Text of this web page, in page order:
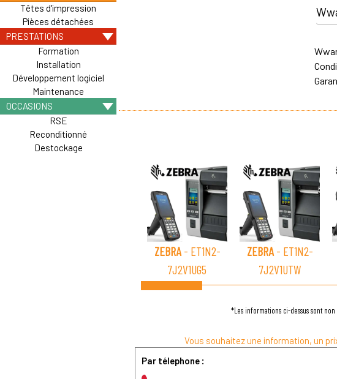
Têtes d'impression
Pièces détachées
PRESTATIONS
Formation
Installation
Développement logiciel
Maintenance
OCCASIONS
RSE
Reconditionné
Destockage
ZEBRA- ET1N2-
7J2V1UG5
ZEBRA- ET1N2-
7J2V1UTW
*Les informations ci-dessus sont
Vous souhaitez une information, un
Par télephone :